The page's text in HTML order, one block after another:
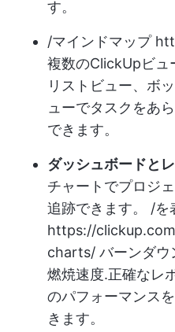
す。
/マインドマップ
複数のClickUpビュ
リストビュー、ボ
ューでタスクをあ
できます。
ダッシュボードと
チャートでプロジ
追跡できます。 /を
https://
charts/ バーンダ
燃焼速度.正確なレ
のパフォーマンス
きます。